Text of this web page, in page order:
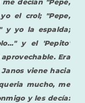
el crol; "Pepe,
y yo la espalda;
y el 'Pepito'
Era
viene hacia
mucho, me
y les decía: